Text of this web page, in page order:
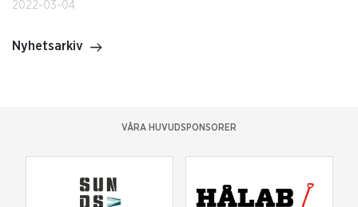
2022-03-04
Nyhetsarkiv
VÅRA HUVUDSPONSORER